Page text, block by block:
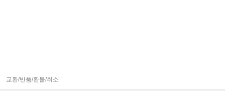
교환/반품/환불/취소